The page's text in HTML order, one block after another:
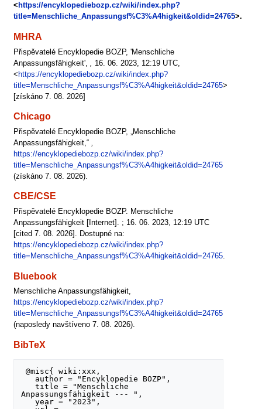
< https://encyklopediebozp.cz/wiki/index.php?
title=Menschliche_Anpassungsf%C3%A4higkeit&oldid=24765>.
MHRA
Přispěvatelé Encyklopedie BOZP, 'Menschliche
Anpassungsfähigkeit',
16. 06. 2023, 12:19 UTC,
< https://encyklopediebozp.cz/wiki/index.php?
title=Menschliche_Anpassungsf%C3%A4higkeit&oldid=24765>
[získáno 7. 08. 2026]
Chicago
Přispěvatelé Encyklopedie BOZP, „Menschliche
Anpassungsfähigkeit,“ ,
https://encyklopediebozp.cz/wiki/index.php?
title=Menschliche_Anpassungsf%C3%A4higkeit&oldid=24765
(získáno 7. 08. 2026).
CBE/CSE
Přispěvatelé Encyklopedie BOZP. Menschliche
Anpassungsfähigkeit [Internet]. ; 16. 06. 2023, 12:19 UTC
[cited 7. 08. 2026]. Dostupné na:
https://encyklopediebozp.cz/wiki/index.php?
title=Menschliche_Anpassungsf%C3%A4higkeit&oldid=24765.
Bluebook
Menschliche Anpassungsfähigkeit,
https://encyklopediebozp.cz/wiki/index.php?
title=Menschliche_Anpassungsf%C3%A4higkeit&oldid=24765
(naposledy navštíveno 7. 08. 2026).
BibTeX
@misc{ wiki:xxx,
   title = "Menschliche
Anpassungsfähigkeit --- ",
   year = "2023",